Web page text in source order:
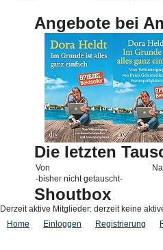
Angebote bei
Die letzten
Von
-bisher nicht getauscht-
Shoutbox
Derzeit aktive Mitglieder: derzeit keine
Home
Einloggen Registrierung